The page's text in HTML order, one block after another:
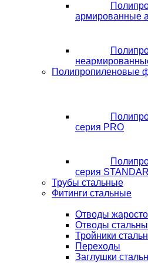
армированные
Полипропиленовые
серия PRO
серия
Трубы стальные
Фитинги стальные
Отводы
Отводы
Тройники
Переходы
Заглушки